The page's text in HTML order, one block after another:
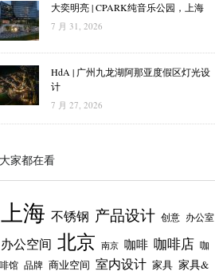
大奕明亮 | CPARK纯音乐公园，上海
7 月 31, 2026
HdA | 广州九龙湖阿那亚度假区灯光设
计
7 月 27, 2026
家都在看
上海 不锈钢 产品设计 创意 办公室
办公空间 北京 南京 咖啡 咖啡店 咖
馆 品牌 商业空间 室内设计 家具 家具&